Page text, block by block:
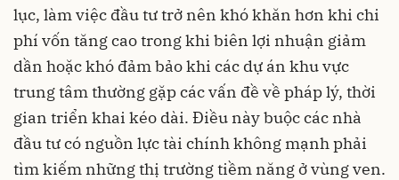
lục, làm việc đầu tư trở nên khó khăn hơn khi chi
phí vốn tăng cao trong khi biên lợi nhuận giảm
dần hoặc khó đảm bảo khi các dự án khu vực
trung tâm thường gặp các vấn đề về pháp lý, thời
gian triển khai kéo dài. Điều này buộc các nhà
đầu tư có nguồn lực tài chính không mạnh phải
tìm kiếm những thị trường tiềm năng ở vùng ven.